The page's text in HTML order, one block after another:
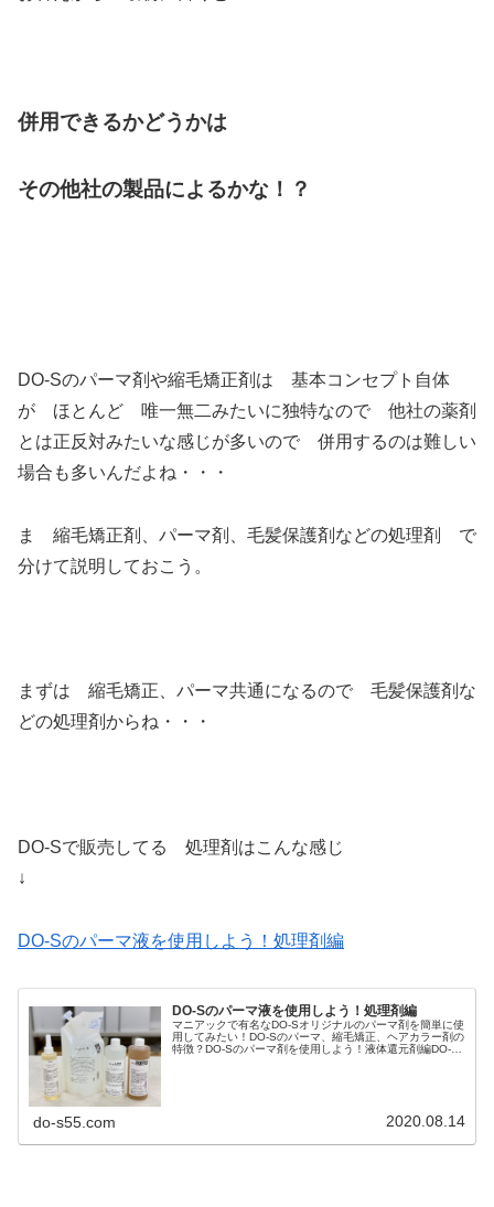
併用できるかどうかは
その他社の製品によるかな！？
DO-Sのパーマ剤や縮毛矯正剤は 基本コンセプト自体
が ほとんど 唯一無二みたいに独特なので 他社の薬剤
とは正反対みたいな感じが多いので 併用するのは難しい
場合も多いんだよね・・・
ま 縮毛矯正剤、パーマ剤、毛髪保護剤などの処理剤 で
分けて説明しておこう。
まずは 縮毛矯正、パーマ共通になるので 毛髪保護剤な
どの処理剤からね・・・
DO-Sで販売してる 処理剤はこんな感じ
↓
DO-Sのパーマ液を使用しよう！処理剤編
DO-Sのパーマ液を使用しよう！処理剤編
マニアックで有名なDO-Sオリジナルのパーマ剤を簡単に使
用してみたい！DO-Sのパーマ、縮毛矯正、ヘアカラー剤の
特徴？DO-Sのパーマ剤を使用しよう！液体還元剤編DO-S
do-s55.com 2020.08.14